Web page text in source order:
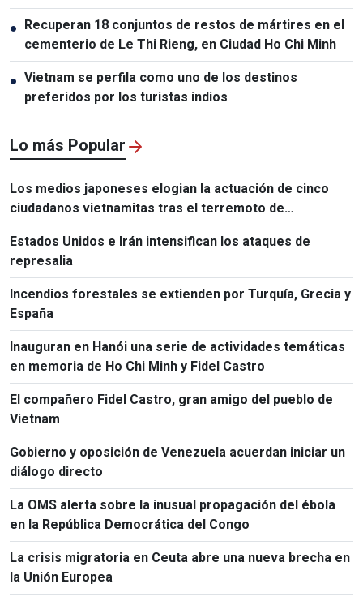
Zelanda
● Recuperan 18 conjuntos de restos de mártires en el
cementerio de Le Thi Rieng, en Ciudad Ho Chi Minh
● Vietnam se perfila como uno de los destinos
preferidos por los turistas indios
Lo más Popular
Los medios japoneses elogian la actuación de cinco
ciudadanos vietnamitas tras el terremoto de
Kumamoto
Estados Unidos e Irán intensifican los ataques de
represalia
Incendios forestales se extienden por Turquía, Grecia y
España
Inauguran en Hanói una serie de actividades temáticas
en memoria de Ho Chi Minh y Fidel Castro
El compañero Fidel Castro, gran amigo del pueblo de
Vietnam
Gobierno y oposición de Venezuela acuerdan iniciar un
diálogo directo
La OMS alerta sobre la inusual propagación del ébola
en la República Democrática del Congo
La crisis migratoria en Ceuta abre una nueva brecha en
la Unión Europea